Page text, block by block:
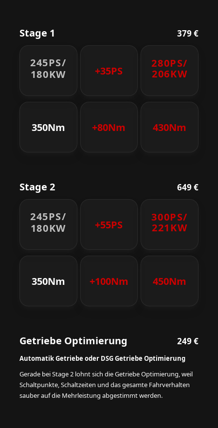
Stage 1 379 €
245PS/
180KW
+35PS
280PS/
206KW
350Nm +80Nm 430Nm
Stage 2 649 €
245PS/
180KW
+55PS
300PS/
221KW
350Nm +100Nm 450Nm
Getriebe Optimierung 249 €
Automatik Getriebe oder DSG Getriebe Optimierung
Gerade bei Stage 2 lohnt sich die Getriebe Optimierung, weil
Schaltpunkte, Schaltzeiten und das gesamte Fahrverhalten
sauber auf die Mehrleistung abgestimmt werden.